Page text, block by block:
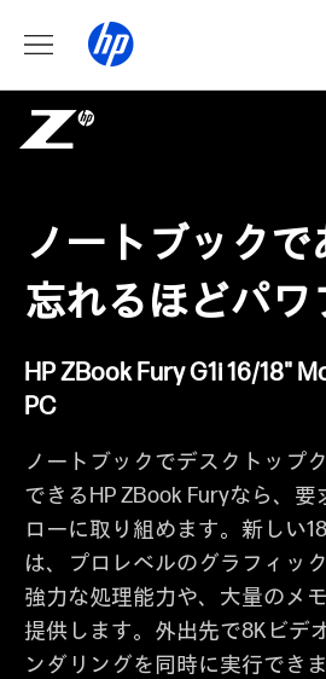
ノートブック
忘れるほどパワ
HP ZBook Fury G1i 16/18"
PC
ノートブックでデスクトップ
できるHP ZBook Furyなら、
ローに取り組めます。新しい
は、プロレベルのグラフィッ
強力な処理能力や、大量のメ
提供します。外出先で8Kビデ
ンダリングを同時に実行でき